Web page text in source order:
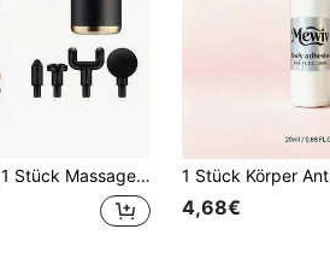
1 Stück Massagepistole in Schwarz/Grün/Grau, 14 cm Mini-tragbarer Massager – vor Gebrauch aufladen, USB-Aufladung, kompaktes Design, ergonomischer Griff, LED 6-Gang einstellbare Faszienpistole, handgehaltener Körper-Rücken-Muskelmassager, kleine Massagepistole für Muskelentspannungstherapie zu Hause, Faszienpistole, Massager, geeignet als Abschlussgeschenk, Junggesellenabschiedsgeschenk, Brautjungferngeschenk
4,68€